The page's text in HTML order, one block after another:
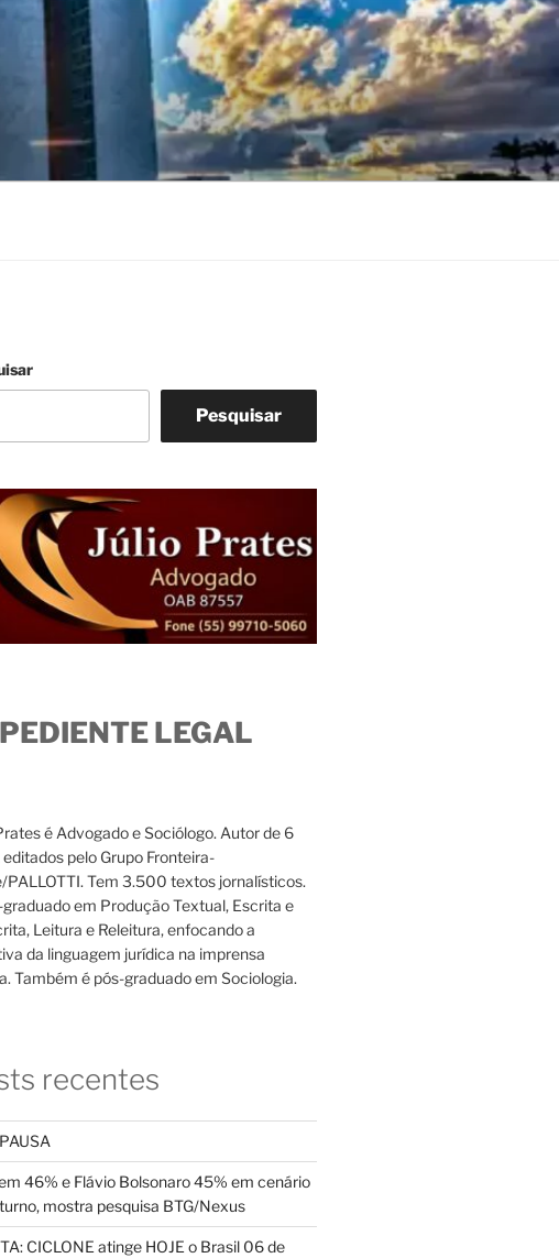
Pesquisar
LEGAL
é Advogado e Sociólogo. Autor de 6
editados pelo Grupo Fronteira-
PALLOTTI. Tem 3.500 textos jornalísticos.
graduado em Produção Textual, Escrita e
Leitura e Releitura, enfocando a
da linguagem jurídica na imprensa
Também é pós-graduado em Sociologia.
recentes
46% e Flávio Bolsonaro 45% em cenário
mostra pesquisa BTG/Nexus
CICLONE atinge HOJE o Brasil 06 de